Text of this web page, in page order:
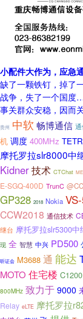
小配件大作为，应急
缺了一颗铁钉，掉了
战争，失了一个国度
事关群众安稳，因而
贵州 中软畅博通信
机 调度 400MHz
摩托罗拉slr8000中
Kidner技术 CTChat
E-SGQ-400D TrunC
GP328 2018 Nokia
CCW2018 通信技术
继台 摩托罗拉slr5300中
现 全 智慧 中兴 PD500
听证会 M3688 通 能达
MOTO 住宅楼 C1200
800MHz 致力于 9000
Relay eLTE 摩托罗拉